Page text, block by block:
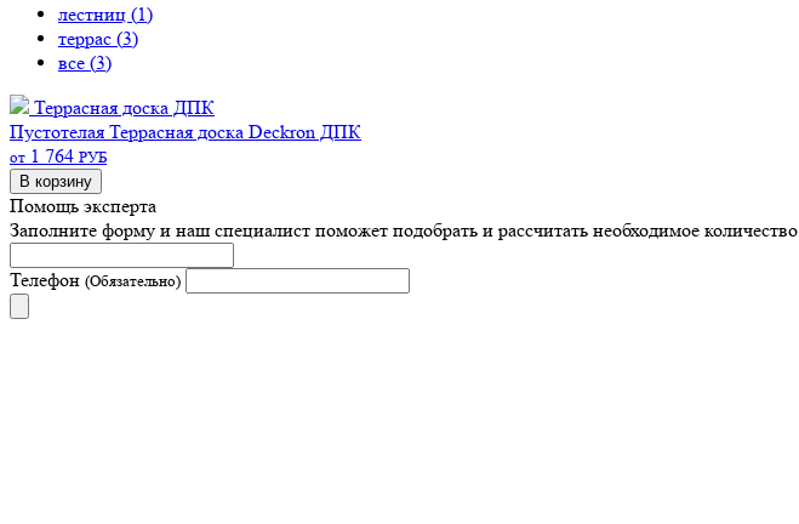
лестниц (1)
террас (3)
все (3)
Террасная доска ДПК
Пустотелая Террасная доска Deckron ДПК
от 1 764 РУБ
В корзину
Помощь эксперта
Заполните форму и наш специалист поможет подобрать и рассчитать необходимое количество
Телефон (Обязательно)